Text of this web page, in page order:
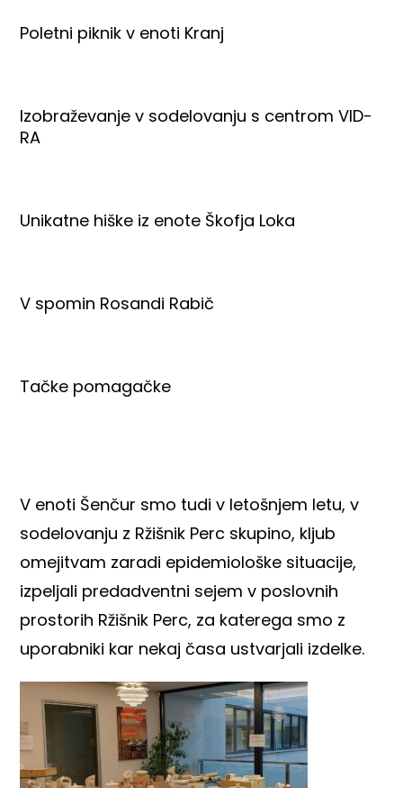
Poletni piknik v enoti Kranj
Izobraževanje v sodelovanju s centrom VID-
RA
Unikatne hiške iz enote Škofja Loka
V spomin Rosandi Rabič
Tačke pomagačke
V enoti Šenčur smo tudi v letošnjem letu, v
sodelovanju z Ržišnik Perc skupino, kljub
omejitvam zaradi epidemiološke situacije,
izpeljali predadventni sejem v poslovnih
prostorih Ržišnik Perc, za katerega smo z
uporabniki kar nekaj časa ustvarjali izdelke.